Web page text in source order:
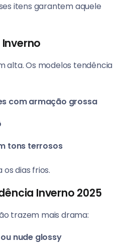
itens garantem aquele
alta. Os modelos tendência
com armação grossa
tons terrosos
dias frios.
Inverno 2025
trazem mais drama:
nude glossy